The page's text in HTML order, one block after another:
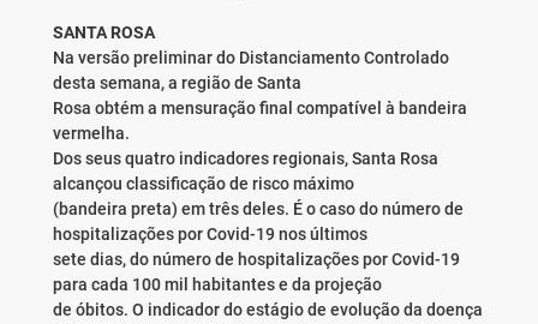
SANTA ROSA
Na versão preliminar do Distanciamento Controlado
desta semana, a região de Santa
Rosa obtém a mensuração final compatível à bandeira
vermelha.
Dos seus quatro indicadores regionais, Santa Rosa
alcançou classificação de risco máximo
(bandeira preta) em três deles. É o caso do número de
hospitalizações por Covid-19 nos últimos
sete dias, do número de hospitalizações por Covid-19
para cada 100 mil habitantes e da projeção
de óbitos. O indicador do estágio de evolução da doença